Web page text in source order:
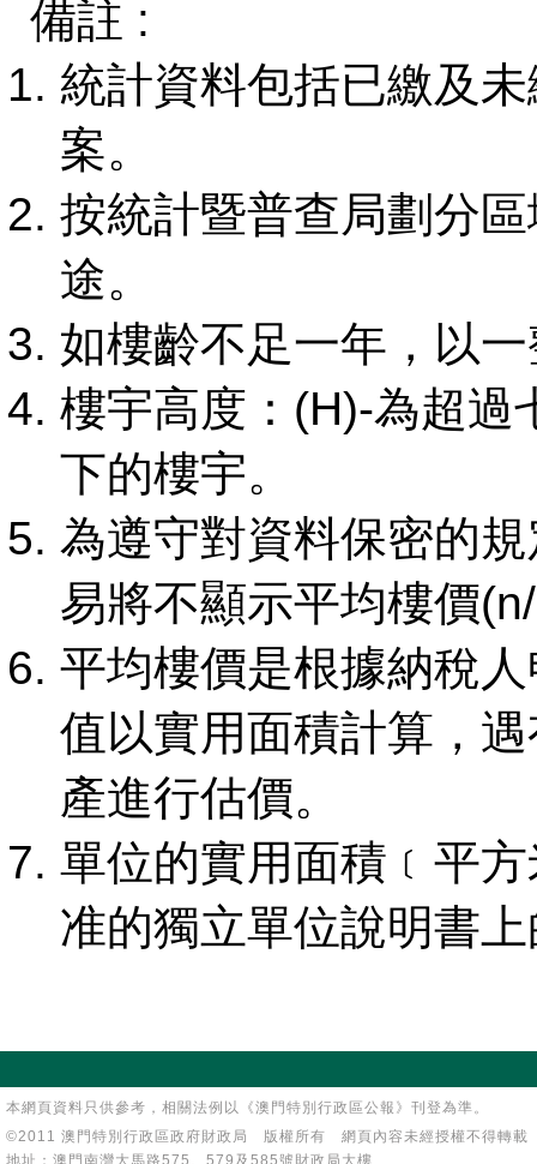
備註 :
統計資料包括已繳及
案。
按統計暨普查局劃分
途。
如樓齡不足一年，以
樓宇高度：(H)-為超過
下的樓宇。
為遵守對資料保密的
易將不顯示平均樓價
平均樓價是根據納稅
值以實用面積計算，
產進行估價。
單位的實用面積﹝平
准的獨立單位說明書
本網頁資料只供參考，相關法例以《澳門特別行政區公報》刊登為準。
©2011 澳門特別行政區政府財政局 版權所有 網頁內容未經授權不得轉載
地址：澳門南灣大馬路575、579及585號財政局大樓